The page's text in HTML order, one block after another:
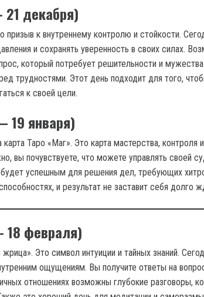
декабря)
призыв к внутреннему контролю и стойкости.
и сохранять уверенность в своих силах.
который потребует решительности и
трудностями. Этот день подходит для того,
к своей цели.
19 января)
Таро «Маг». Это карта мастерства, контроля и
вы почувствуете, что можете управлять своей
успешным для решения дел, требующих
и результат не заставит себя долго
февраля)
Это символ интуиции и тайных знаний.
ощущениям. Вы получите ответы на
отношениях возможны глубокие разговоры,